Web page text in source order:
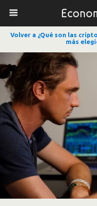
Volver a ¿Qué son las
más